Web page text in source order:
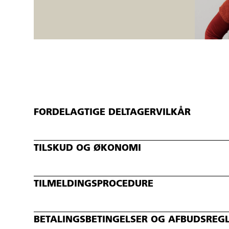
FORDELAGTIGE DELTAGERVILKÅR
TILSKUD OG ØKONOMI
TILMELDINGSPROCEDURE
BETALINGSBETINGELSER OG